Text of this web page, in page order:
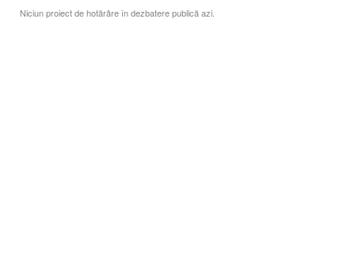
Niciun proiect de hotărâre în dezbatere publică azi.